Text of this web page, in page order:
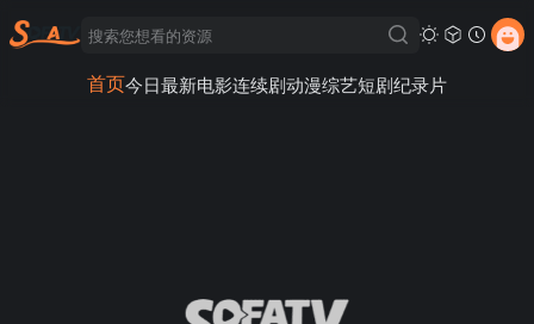
首页今日最新电影连续剧动漫综艺短剧纪录片